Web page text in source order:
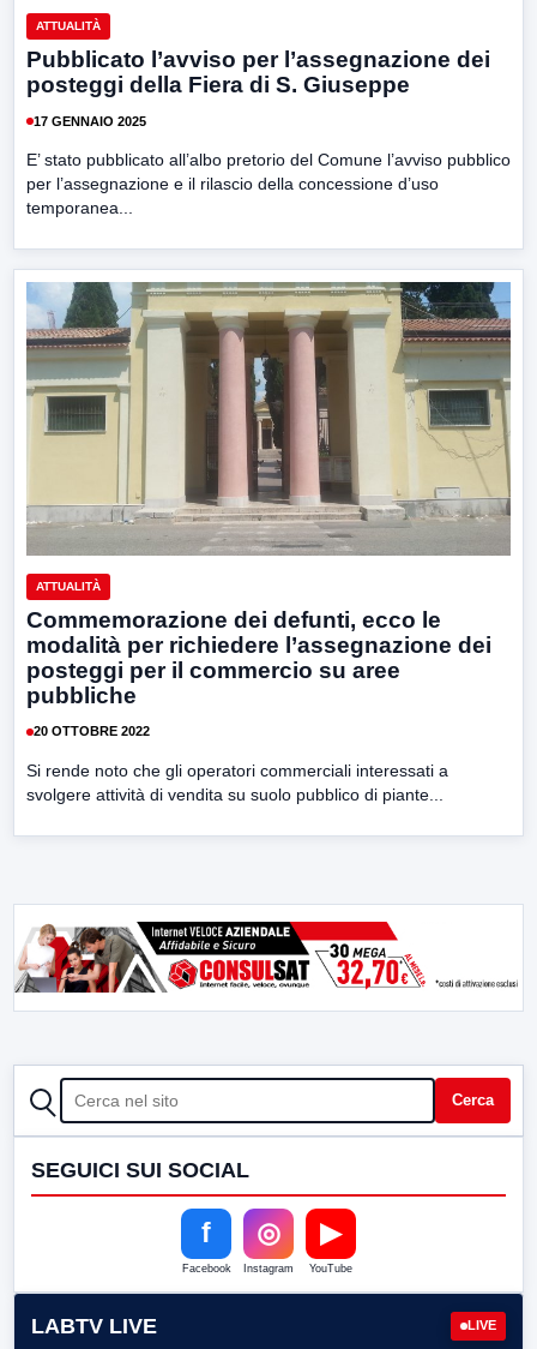
ATTUALITÀ
Pubblicato l’avviso per l’assegnazione dei
posteggi della Fiera di S. Giuseppe
17 GENNAIO 2025
E’ stato pubblicato all’albo pretorio del Comune l’avviso pubblico
per l’assegnazione e il rilascio della concessione d’uso
temporanea...
ATTUALITÀ
Commemorazione dei defunti, ecco le
modalità per richiedere l’assegnazione dei
posteggi per il commercio su aree
pubbliche
20 OTTOBRE 2022
Si rende noto che gli operatori commerciali interessati a
svolgere attività di vendita su suolo pubblico di piante...
CERCA Cerca
SEGUICI SUI SOCIAL
f
Facebook
◎
Instagram
▶
YouTube
LABTV LIVE LIVE